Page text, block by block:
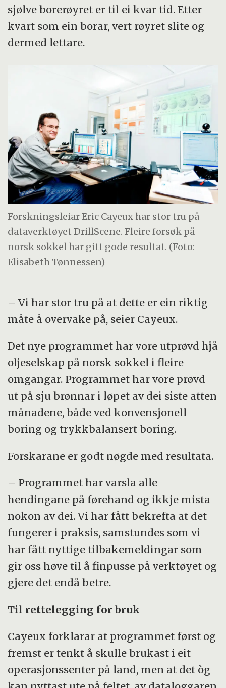
sjølve borerøyret er til ei kvar tid. Etter
kvart som ein borar, vert røyret slite og
dermed lettare.
Forskningsleiar Eric Cayeux har stor tru på
dataverktøyet DrillScene. Fleire forsøk på
norsk sokkel har gitt gode resultat. (Foto:
Elisabeth Tønnessen)
– Vi har stor tru på at dette er ein riktig
måte å overvake på, seier Cayeux.
Det nye programmet har vore utprøvd hjå
oljeselskap på norsk sokkel i fleire
omgangar. Programmet har vore prøvd
ut på sju brønnar i løpet av dei siste atten
månadene, både ved konvensjonell
boring og trykkbalansert boring.
Forskarane er godt nøgde med resultata.
– Programmet har varsla alle
hendingane på førehand og ikkje mista
nokon av dei. Vi har fått bekrefta at det
fungerer i praksis, samstundes som vi
har fått nyttige tilbakemeldingar som
gir oss høve til å finpusse på verktøyet og
gjere det endå betre.
Til rettelegging for bruk
Cayeux forklarar at programmet først og
fremst er tenkt å skulle brukast i eit
operasjonssenter på land, men at det òg